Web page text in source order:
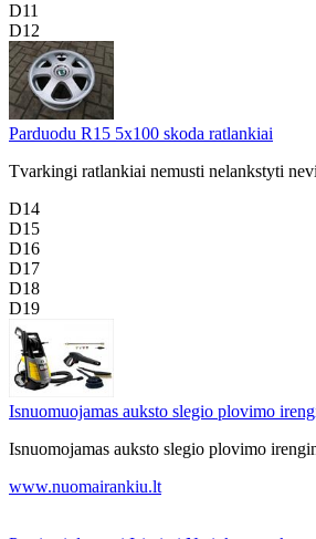
D11
D12
Parduodu R15 5x100 skoda ratlankiai
Tvarkingi ratlankiai nemusti nelankstyti
D14
D15
D16
D17
D18
D19
Isnuomuojamas auksto slegio plovimo
Isnuomojamas auksto slegio plovimo
www.nuomairankiu.lt